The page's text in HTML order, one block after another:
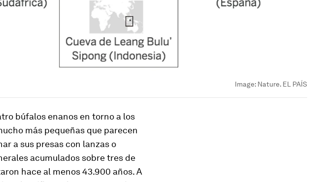
Image: Nature. EL PAÍS
búfalos enanos en torno a los
más pequeñas que parecen
a sus presas con lanzas o
acumulados sobre tres de
hace al menos 43.900 años. A